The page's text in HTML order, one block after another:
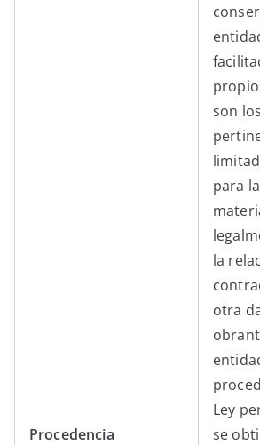
Procedencia
son
para la
la
otra
Ley
se